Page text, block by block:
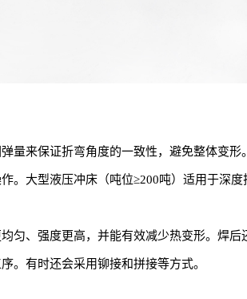
量来保证折弯角度的一致性，避免整体变
。大型液压冲床（吨位≥200吨）适用于深度
匀、强度更高，并能有效减少热变形。焊后
。有时还会采用铆接和拼接等方式。